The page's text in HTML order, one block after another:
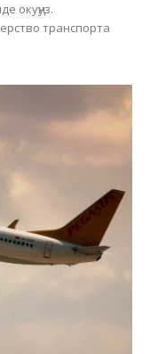
окуңуз.
транспорта